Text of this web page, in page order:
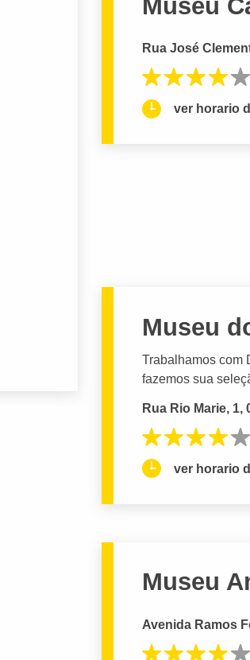
Museu
Rua José
ver horario
Museu
Trabalhamos com
fazemos sua
Rua Rio Marie,
ver horario
Museu
Avenida Ramos